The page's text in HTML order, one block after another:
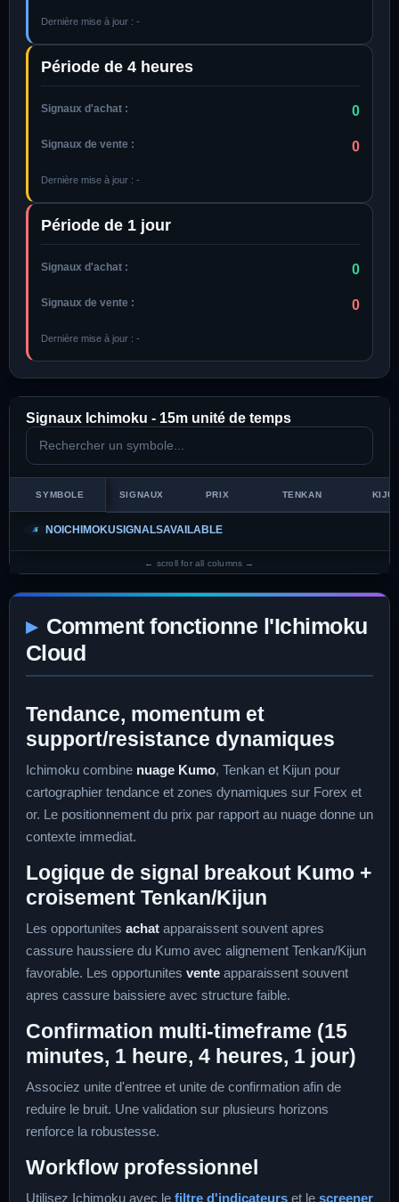
Dernière mise à jour : -
Période de 4 heures
Signaux d'achat : 0
Signaux de vente : 0
Dernière mise à jour : -
Période de 1 jour
Signaux d'achat : 0
Signaux de vente : 0
Dernière mise à jour : -
Signaux Ichimoku - 15m unité de temps
SYMBOLE SIGNAUX PRIX TENKAN
NOICHIMOKUSIGNALSAVAILABLE
Comment fonctionne l'Ichimoku
Cloud
Tendance, momentum et
support/resistance dynamiques
Ichimoku combine nuage Kumo, Tenkan et Kijun pour
cartographier tendance et zones dynamiques sur Forex et
or. Le positionnement du prix par rapport au nuage donne un
contexte immediat.
Logique de signal breakout Kumo +
croisement Tenkan/Kijun
Les opportunites achat apparaissent souvent apres
cassure haussiere du Kumo avec alignement Tenkan/Kijun
favorable. Les opportunites vente apparaissent souvent
apres cassure baissiere avec structure faible.
Confirmation multi-timeframe (15
minutes, 1 heure, 4 heures, 1 jour)
Associez unite d'entree et unite de confirmation afin de
reduire le bruit. Une validation sur plusieurs horizons
renforce la robustesse.
Workflow professionnel
Utilisez Ichimoku avec le filtre d'indicateurs et le screener